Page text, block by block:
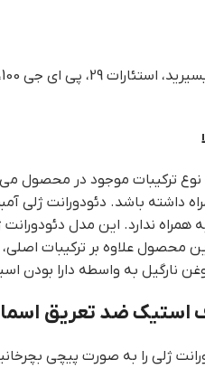
ترکیبات موجود در محصول می
داشته باشد. دئودورانت ژلی
همراه ندارد. این مدل
محصول علاوه بر ترکیبات
نارگیل به واسطه دارا بودن
ضد تعریق
ژلی را به صورت پیچی بچرخانید،